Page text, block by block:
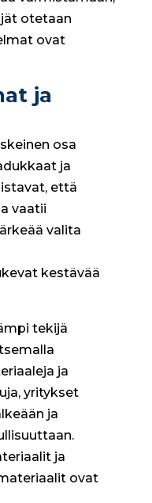
otetaan
ovat
ja
osa
ja
että
vaatii
valita
kestävää
tekijä
ja
yritykset
ja
ja
ovat